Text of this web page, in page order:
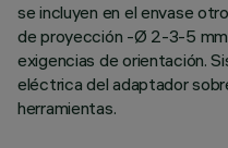
se incluyen en el envase
de proyección -Ø 2-3-5
exigencias de orientación.
eléctrica del adaptador
herramientas.